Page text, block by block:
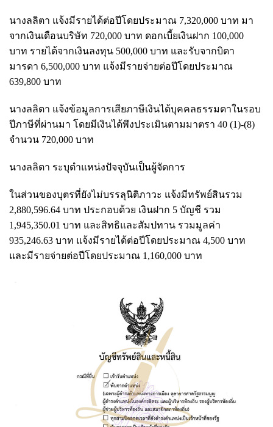
นางลลิตา แจ้งมีรายได้ต่อปีโดยประมาณ 7,320,000 บาท มา
จากเงินเดือนบริษัท 720,000 บาท ดอกเบี้ยเงินฝาก 100,000
บาท รายได้จากเงินลงทุน 500,000 บาท และรับจากบิดา
มารดา 6,500,000 บาท แจ้งมีรายจ่ายต่อปีโดยประมาณ
639,800 บาท
นางลลิตา แจ้งข้อมูลการเสียภาษีเงินได้บุคคลธรรมดาในรอบ
ปีภาษีที่ผ่านมา โดยมีเงินได้พึงประเมินตามมาตรา 40 (1)-(8)
จำนวน 720,000 บาท
นางลลิตา ระบุตำแหน่งปัจจุบันเป็นผู้จัดการ
ในส่วนของบุตรที่ยังไม่บรรลุนิติภาวะ แจ้งมีทรัพย์สินรวม
2,880,596.64 บาท ประกอบด้วย เงินฝาก 5 บัญชี รวม
1,945,350.01 บาท และสิทธิและสัมปทาน รวมมูลค่า
935,246.63 บาท แจ้งมีรายได้ต่อปีโดยประมาณ 4,500 บาท
และมีรายจ่ายต่อปีโดยประมาณ 1,160,000 บาท